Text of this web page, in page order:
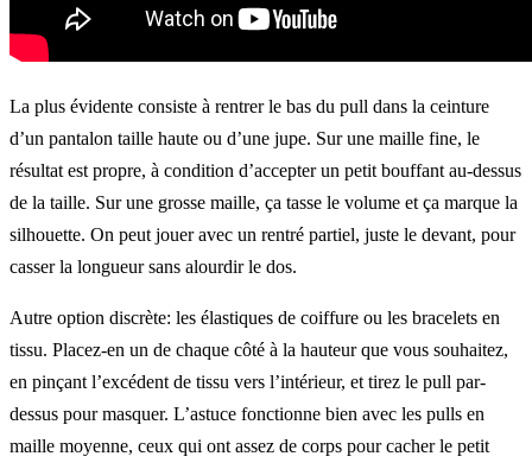
La plus évidente consiste à rentrer le bas du pull dans la ceinture
d’un pantalon taille haute ou d’une jupe. Sur une maille fine, le
résultat est propre, à condition d’accepter un petit bouffant au-dessus
de la taille. Sur une grosse maille, ça tasse le volume et ça marque la
silhouette. On peut jouer avec un rentré partiel, juste le devant, pour
casser la longueur sans alourdir le dos.
Autre option discrète: les élastiques de coiffure ou les bracelets en
tissu. Placez-en un de chaque côté à la hauteur que vous souhaitez,
en pinçant l’excédent de tissu vers l’intérieur, et tirez le pull par-
dessus pour masquer. L’astuce fonctionne bien avec les pulls en
maille moyenne, ceux qui ont assez de corps pour cacher le petit